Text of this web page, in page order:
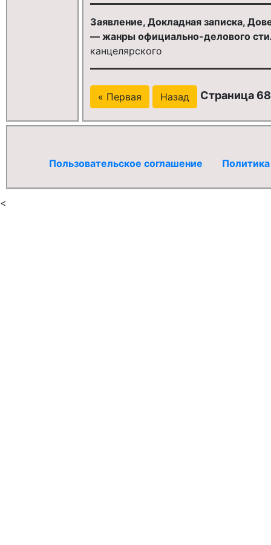
Заявление, Докладная записка,
— жанры официально-делового
канцелярского
« Первая Назад Страница
Пользовательское соглашение
<